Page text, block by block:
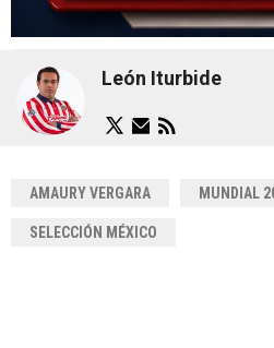
León Iturbide
AMAURY VERGARA MUNDIAL
SELECCIÓN MÉXICO